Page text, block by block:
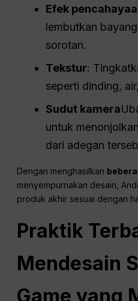
Efek
lembutkan
sorotan.
Tekstur:
seperti dinding,
Sudut kamera
untuk
dari adegan
Dengan menghasilkan
menyempurnakan desain,
produk akhir sesuai dengan
Praktik
Mendesain
Game yang